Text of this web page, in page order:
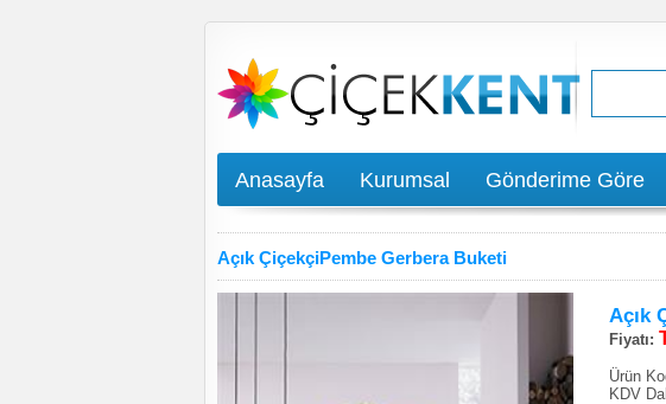
Anasayfa Kurumsal Gönderime Göre
Açık ÇiçekçiPembe Gerbera Buketi
Açık
Fiyatı:
Ürün
KDV